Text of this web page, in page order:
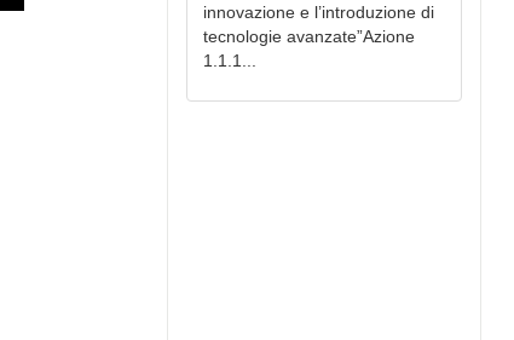
innovazione e l’introduzione di
tecnologie avanzate”Azione
1.1.1...